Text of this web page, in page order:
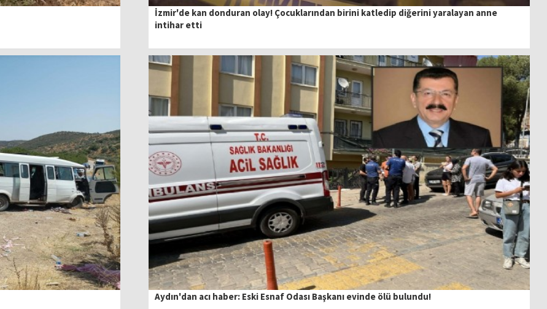
İzmir'de kan donduran olay! Çocuklarından birini katledip diğerini yaralayan anne
intihar etti
Aydın'dan acı haber: Eski Esnaf Odası Başkanı evinde ölü bulundu!